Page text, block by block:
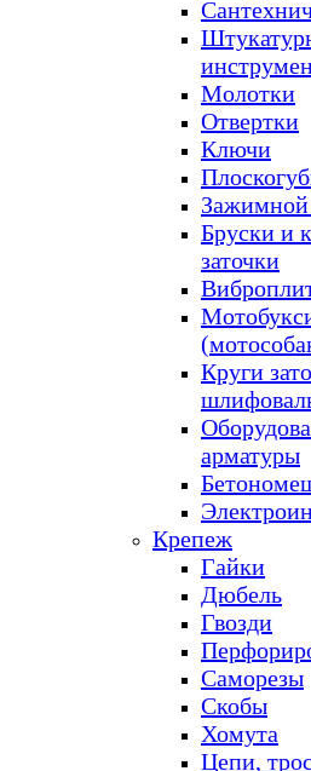
Молотки
Отвертки
Ключи
Зажимной
Бруски и
заточки
Круги
арматуры
Крепеж
Гайки
Дюбель
Гвозди
Саморезы
Скобы
Хомута
Цепи,